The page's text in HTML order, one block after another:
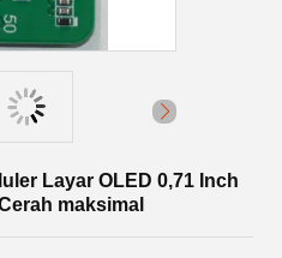
Layar OLED 0,71 Inch
maksimal